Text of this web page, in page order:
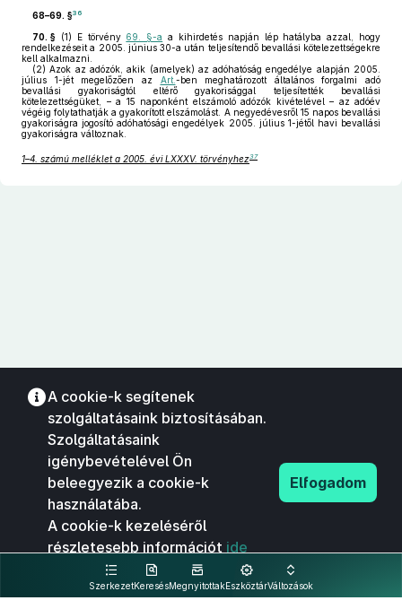
68–69. §36
70. § (1) E törvény 69. §-a a kihirdetés napján lép hatályba azzal, hogy
rendelkezéseit a 2005. június 30-a után teljesítendő bevallási kötelezettségekre
kell alkalmazni.
(2) Azok az adózók, akik (amelyek) az adóhatóság engedélye alapján 2005.
július 1-jét megelőzően az Art. -ben meghatározott általános forgalmi adó
bevallási gyakoriságtól eltérő gyakorisággal teljesítették bevallási
kötelezettségüket, – a 15 naponként elszámoló adózók kivételével – az adóév
végéig folytathatják a gyakorított elszámolást. A negyedévesről 15 napos bevallási
gyakoriságra jogosító adóhatósági engedélyek 2005. július 1-jétől havi bevallási
gyakoriságra változnak.
1–4. számú melléklet a 2005. évi LXXXV. törvényhez37
SzerkezetKeresésMegnyitottakEszköztárVáltozások
A cookie-k segítenek
szolgáltatásaink biztosításában.
Szolgáltatásaink
igénybevételével Ön
beleegyezik a cookie-k
használatába.
A cookie-k kezeléséről
részletesebb információt ide
kattintva olvashat.
Elfogadom